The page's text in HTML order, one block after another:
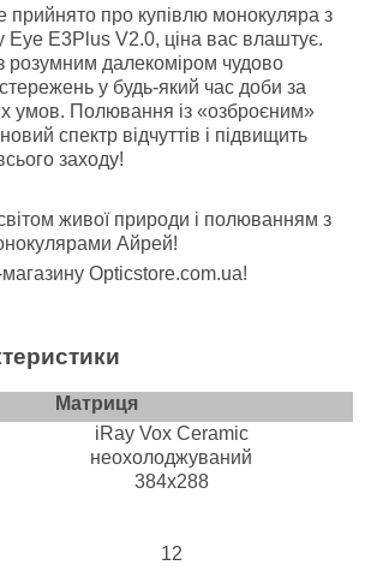
про купівлю монокуляра з
Eye E3Plus V2.0, ціна вас влаштує.
розумним далекоміром чудово
у будь-який час доби за
умов. Полювання із «озброєним»
спектр відчуттів і підвищить
заходу!
живої природи і полюванням з
Айрей!
Opticstore.com.ua!
Матриця
iRay Vox Ceramic
неохолоджуваний
384х288
12